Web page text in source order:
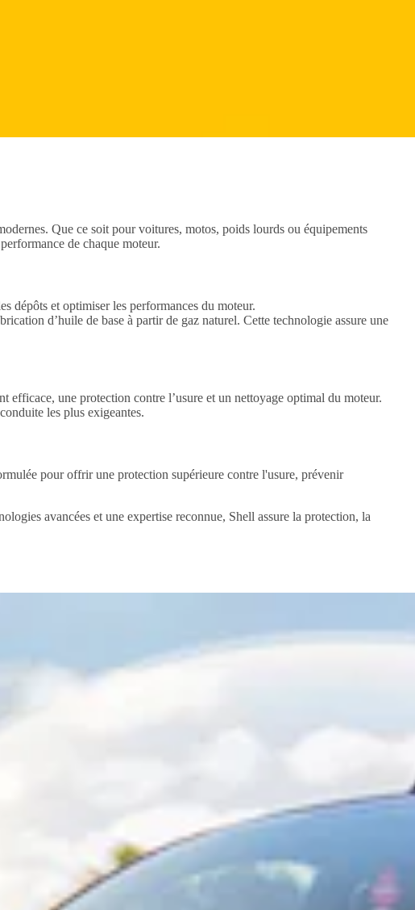
Que ce soit pour voitures, motos, poids lourds ou équipements
de chaque moteur.
dépôts et optimiser les performances du moteur.
d’huile de base à partir de gaz naturel. Cette technologie assure une
efficace, une protection contre l’usure et un nettoyage optimal du moteur.
les plus exigeantes.
pour offrir une protection supérieure contre l'usure, prévenir
avancées et une expertise reconnue, Shell assure la protection, la